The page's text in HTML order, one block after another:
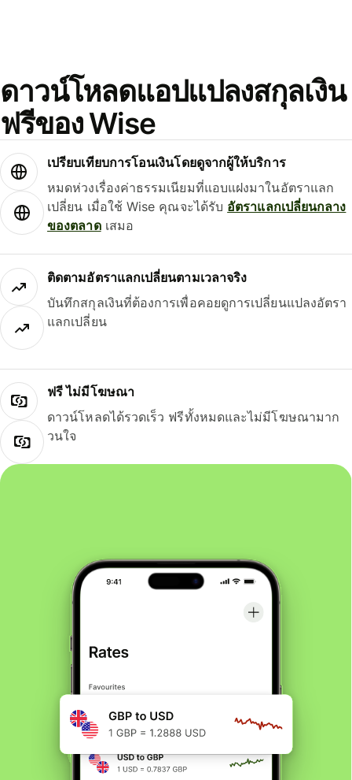
ดาวน์โหลดแอปแปลงสกุลเงิน
ฟรีของ Wise
เปรียบเทียบการโอนเงินโดยดูจากผู้ให้บริการ
หมดห่วงเรื่องค่าธรรมเนียมที่แอบแฝงมาในอัตราแลก
เปลี่ยน เมื่อใช้ Wise คุณจะได้รับ อัตราแลกเปลี่ยนกลาง
ของตลาดเสมอ
ติดตามอัตราแลกเปลี่ยนตามเวลาจริง
บันทึกสกุลเงินที่ต้องการเพื่อคอยดูการเปลี่ยนแปลงอัตรา
แลกเปลี่ยน
ฟรี ไม่มีโฆษณา
ดาวน์โหลดได้รวดเร็ว ฟรีทั้งหมดและไม่มีโฆษณามาก
วนใจ